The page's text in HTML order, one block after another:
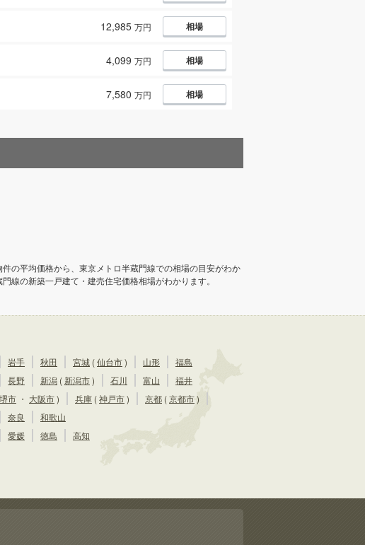
12,985 万円 相場
4,099 万円 相場
7,580 万円 相場
の平均価格から、東京メトロ半蔵門線での相場の目安がわか
線の新築一戸建て・建売住宅価格相場がわかります。
岩手 秋田 宮城 (仙台市) 山形 福島
長野 新潟 ( 新潟市) 石川 富山 福井
堺市 ・ 大阪市) 兵庫 (神戸市) 京都 (京都市)
奈良 和歌山
愛媛 徳島 高知